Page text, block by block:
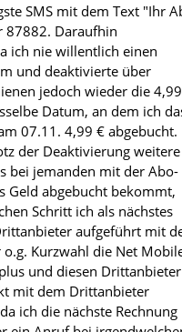
SMS mit dem Text "Ihr
87882. Daraufhin
ich nie willentlich einen
und deaktivierte über
jedoch wieder die
Datum, an dem ich
07.11. 4,99 € abgebucht.
der Deaktivierung weitere
bei jemanden mit der Abo-
Geld abgebucht bekommt,
Schritt ich als nächstes
aufgeführt mit
Kurzwahl die Net
und diesen
mit dem Drittanbieter
ich die nächste Rechnung